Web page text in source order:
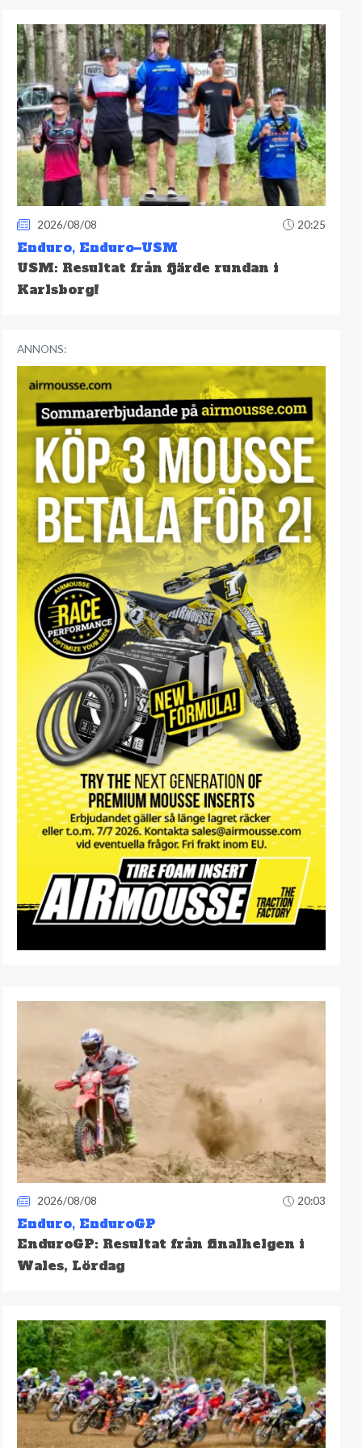
2026/08/08 20:25
Enduro, Enduro–USM
USM: Resultat från fjärde rundan i
Karlsborg!
ANNONS:
2026/08/08 20:03
Enduro, EnduroGP
EnduroGP: Resultat från finalhelgen i
Wales, Lördag